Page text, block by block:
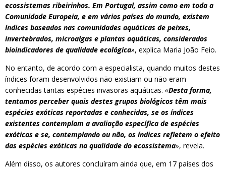
ecossistemas ribeirinhos. Em Portugal, assim como em toda a
Comunidade Europeia, e em vários países do mundo, existem
índices baseados nas comunidades aquáticas de peixes,
invertebrados, microalgas e plantas aquáticas, considerados
bioindicadores de qualidade ecológica», explica Maria João Feio.
No entanto, de acordo com a especialista, quando muitos destes
índices foram desenvolvidos não existiam ou não eram
conhecidas tantas espécies invasoras aquáticas. «Desta forma,
tentamos perceber quais destes grupos biológicos têm mais
espécies exóticas reportadas e conhecidas, se os índices
existentes contemplam a avaliação específica de espécies
exóticas e se, contemplando ou não, os índices refletem o efeito
das espécies exóticas na qualidade do ecossistema», revela.
Além disso, os autores concluíram ainda que, em 17 países dos